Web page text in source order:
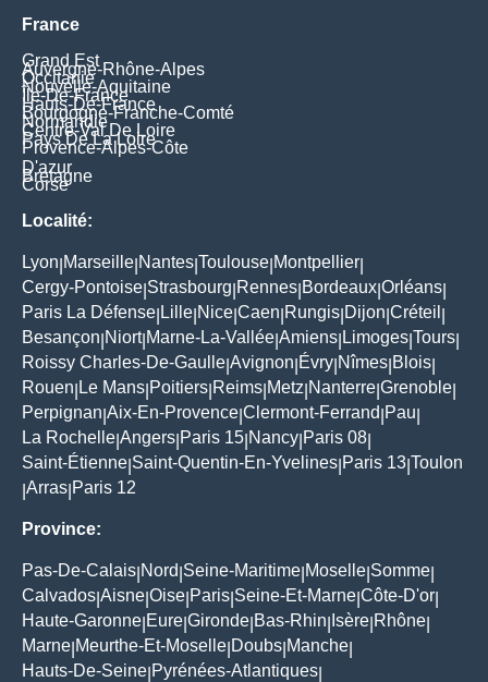
France
Grand Est
Auvergne-Rhône-Alpes
Occitanie
Nouvelle-Aquitaine
Île-De-France
Hauts-De-France
Bourgogne-Franche-Comté
Normandie
Centre-Val De Loire
Pays De La Loire
Provence-Alpes-Côte
D'azur
Bretagne
Corse
Localité:
Lyon Marseille Nantes Toulouse Montpellier
Cergy-Pontoise Strasbourg Rennes Bordeaux Orléans
Paris La Défense Lille Nice Caen Rungis Dijon Créteil
Besançon Niort| Marne-La-Vallée Amiens Limoges Tours
Roissy Charles-De-Gaulle Avignon Évry Nîmes Blois
Rouen Le Mans Poitiers Reims Metz Nanterre Grenoble
Perpignan Aix-En-Provence Clermont-Ferrand Pau
La Rochelle Angers Paris 15 Nancy Paris 08
Saint-Étienne Saint-Quentin-En-Yvelines Paris 13 Toulon
Arras Paris 12
Province:
Pas-De-Calais Nord Seine-Maritime Moselle Somme
Calvados Aisne Oise Paris Seine-Et-Marne Côte-D'or
Haute-Garonne Eure Gironde Bas-Rhin Isère Rhône
Marne Meurthe-Et-Moselle Doubs Manche
Hauts-De-Seine Pyrénées-Atlantiques